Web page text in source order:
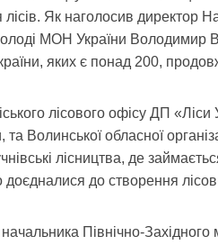
лісів. Як наголосив директор
МОН України Володимир
яких є понад 200,
лісового офісу ДП «Ліси
Волинської обласної
лісництва, де
доєдналися до створення
Північно-Західного